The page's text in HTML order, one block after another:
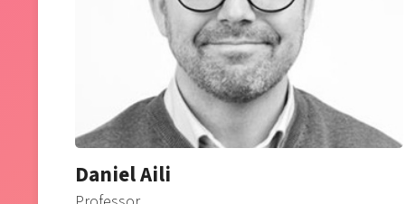
Daniel Aili